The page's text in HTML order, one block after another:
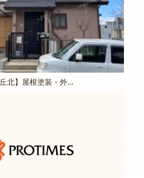
【三田市つつじが丘北】屋根塗装・外壁塗装工事（K様）